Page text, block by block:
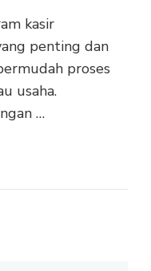
kasir
penting dan
proses
usaha.
…